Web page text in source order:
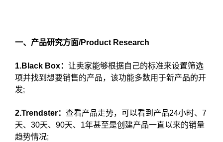
一、产品研究方面/Product Research
1.Black Box： 让卖家能够根据自己的标准来设置筛选
项并找到想要销售的产品，该功能多数用于新产品的开
发;
2.Trendster： 查看产品走势，可以看到产品24小时、7
天、30天、90天、1年甚至是创建产品一直以来的销量
趋势情况;